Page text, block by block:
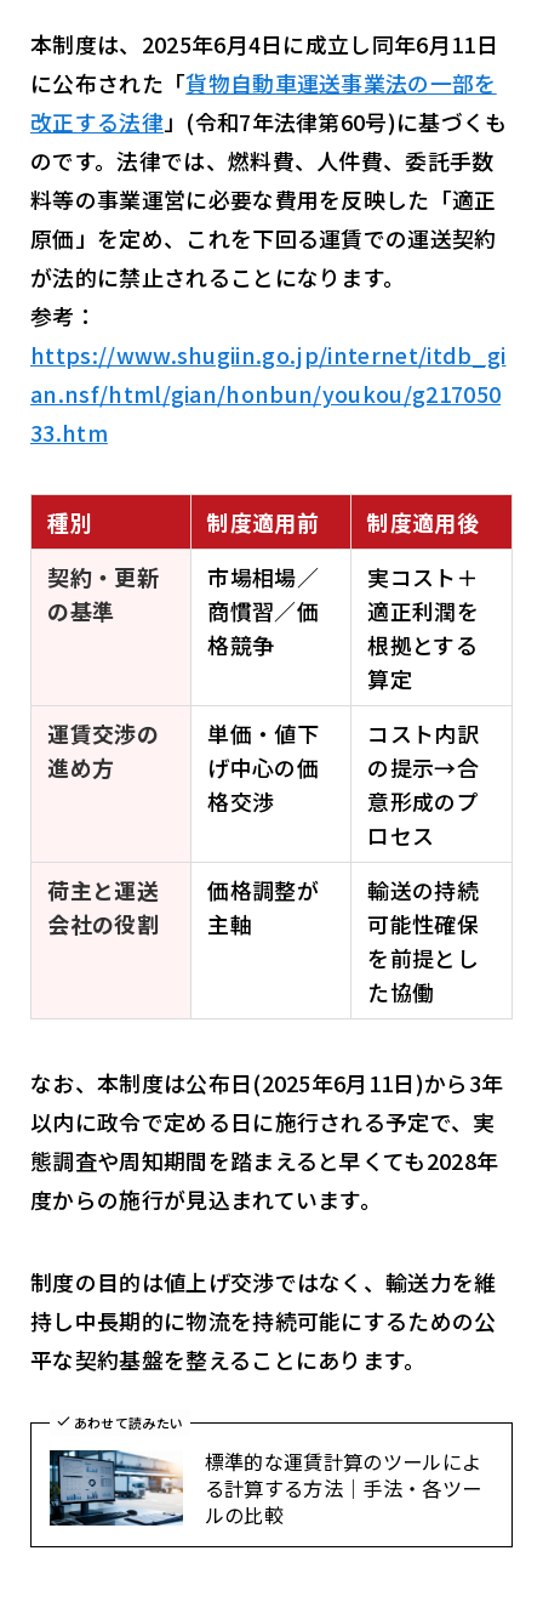
本制度は、2025年6月4日に成立し同年6月11日
に公布された「貨物自動車運送事業法の一部を
改正する法律」(令和7年法律第60号)に基づくも
のです。法律では、燃料費、人件費、委託手数
料等の事業運営に必要な費用を反映した「適正
原価」を定め、これを下回る運賃での運送契約
が法的に禁止されることになります。
参考：
https://www.shugiin.go.jp/internet/itdb_gi
an.nsf/html/gian/honbun/youkou/g217050
33.htm
種別 制度適用前
制度適用後
契約・更新
の基準
市場相場／
商慣習／価
格競争
実コスト＋
適正利潤を
根拠とする
算定
運賃交渉の
進め方
単価・値下
げ中心の価
格交渉
コスト内訳
の提示→合
意形成のプ
ロセス
荷主と運送
会社の役割
価格調整が
主軸
輸送の持続
可能性確保
を前提とし
た協働
なお、本制度は公布日(2025年6月11日)から3年
以内に政令で定める日に施行される予定で、実
態調査や周知期間を踏まえると早くても2028年
度からの施行が見込まれています。
制度の目的は値上げ交渉ではなく、輸送力を維
持し中長期的に物流を持続可能にするための公
平な契約基盤を整えることにあります。
あわせて読みたい
標準的な運賃計算のツールによ
る計算する方法｜手法・各ツー
ルの比較